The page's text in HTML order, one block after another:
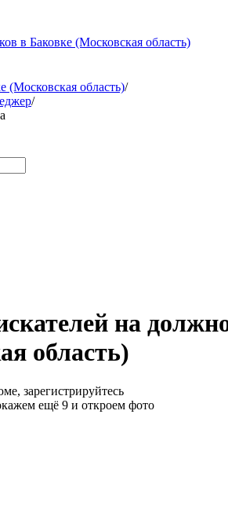
в Баковке (Московская область)
(Московская область)/
/
на
область)
зарегистрируйтесь
ещё 9 и откроем фото